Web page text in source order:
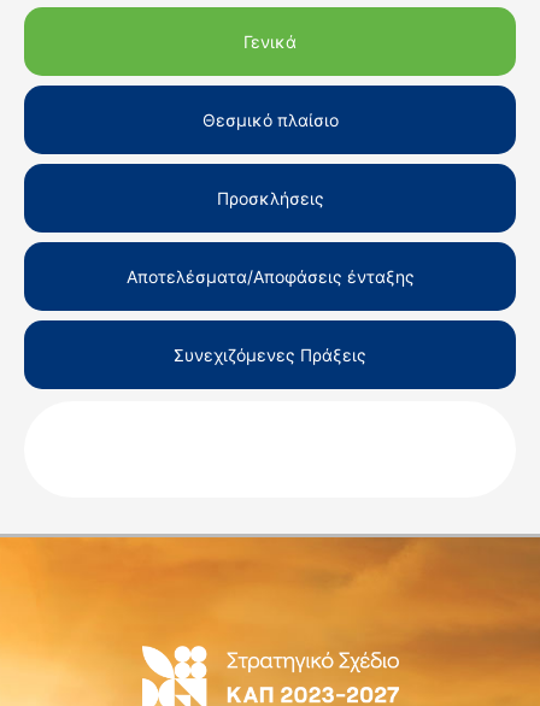
Γενικά
Θεσμικό πλαίσιο
Προσκλήσεις
Αποτελέσματα/Αποφάσεις ένταξης
Συνεχιζόμενες Πράξεις